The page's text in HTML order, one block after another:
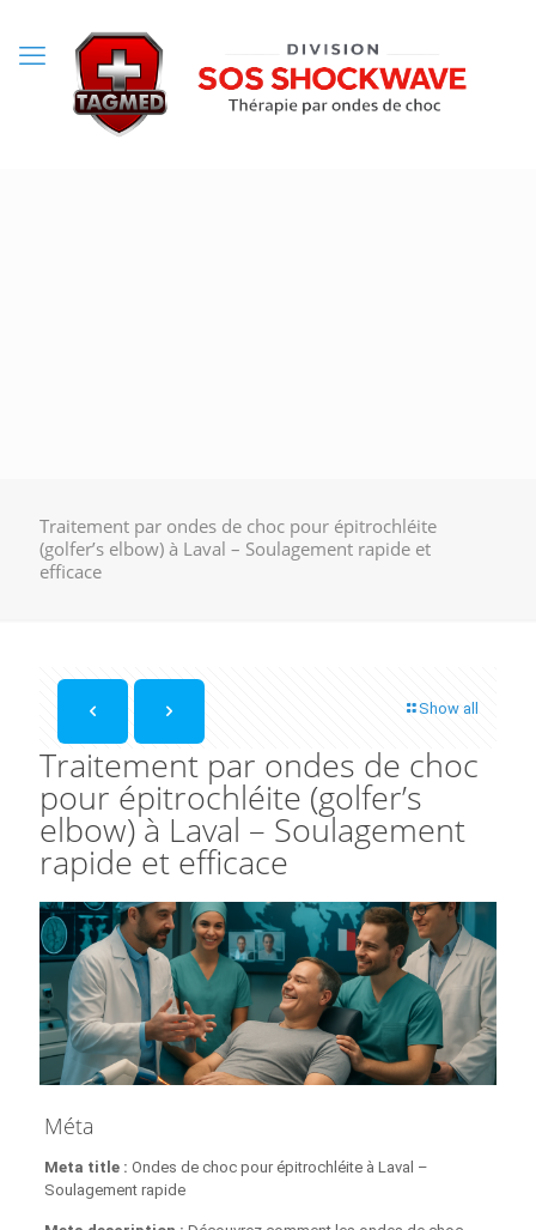
Traitement par ondes de choc pour épitrochléite
(golfer’s elbow) à Laval – Soulagement rapide et
efficace
Show all
Traitement par ondes de choc
pour épitrochléite (golfer’s
elbow) à Laval – Soulagement
rapide et efficace
Méta
Meta title : Ondes de choc pour épitrochléite à Laval –
Soulagement rapide